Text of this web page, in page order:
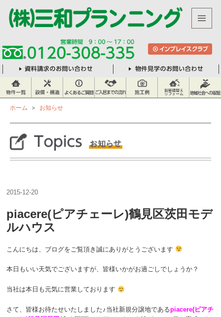
式
会
社
三
和
プ
ラ
ン
グ
ィジェ
ホーム ＞ お知らせ
2015-12-20
piacere(ピアチェーレ)鶴見区茨田モデ
ルハウス
こんにちは、ブログをご覧頂き誠にありがとうございます
本日もいい天気でございますが、皆様いかがお過ごしでしょうか？
当社は本日も元気に営業しております
さて、皆様お待たせいたしました♪当社新規分譲地であるpiacere(ピアチ